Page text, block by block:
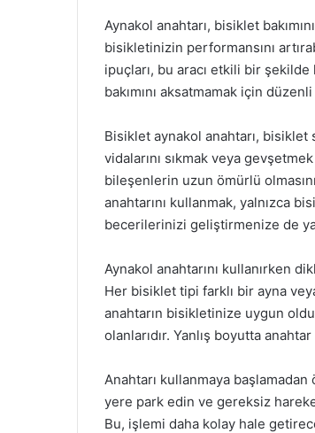
Aynakol anahtarı, bisiklet
bisikletinizin performansını
ipuçları, bu aracı etkili bir
bakımını aksatmamak için
Bisiklet aynakol anahtarı,
vidalarını sıkmak veya
bileşenlerin uzun ömürlü
anahtarını kullanmak, yalnızca
becerilerinizi geliştirmenize de
Aynakol anahtarını kullanırken
Her bisiklet tipi farklı bir ayna
anahtarın bisikletinize uygun
olanlarıdır. Yanlış boyutta
Anahtarı kullanmaya
yere park edin ve gereksiz
Bu, işlemi daha kolay hale